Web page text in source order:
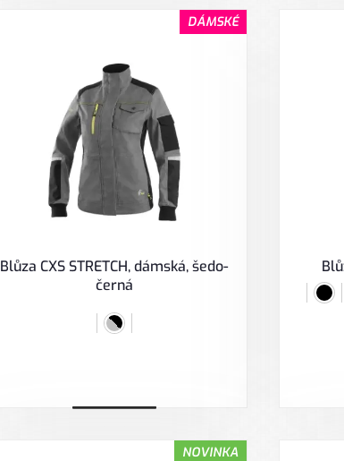
DÁMSKÉ
Blůza CXS STRETCH, dámská, šedo-
černá
NOVINKA